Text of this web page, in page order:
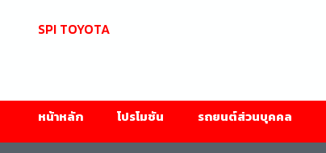
SPI TOYOTA
หน้าหลัก โปรโมชัน รถยนต์ส่วนบุคคล